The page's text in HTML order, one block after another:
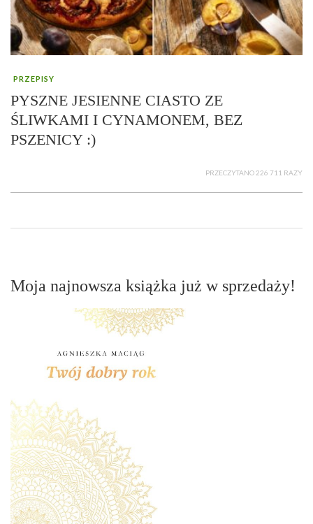
PRZEPISY
PYSZNE JESIENNE CIASTO ZE
ŚLIWKAMI I CYNAMONEM, BEZ
PSZENICY :)
PRZECZYTANO 226 711 RAZY
Moja najnowsza książka już w sprzedaży!